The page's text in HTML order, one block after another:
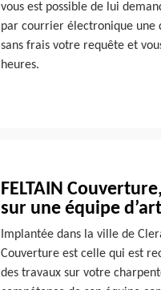
vous est possible de lui
par courrier électronique une
sans frais votre requête et
heures.
FELTAIN
sur une équipe
Implantée dans la ville de
Couverture est celle qui est
des travaux sur votre